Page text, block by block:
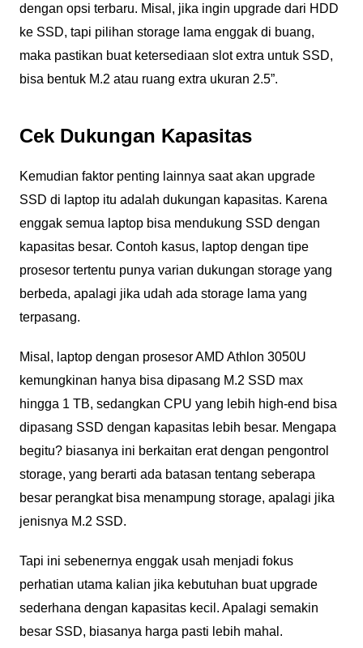
dengan opsi terbaru. Misal, jika ingin upgrade dari HDD
ke SSD, tapi pilihan storage lama enggak di buang,
maka pastikan buat ketersediaan slot extra untuk SSD,
bisa bentuk M.2 atau ruang extra ukuran 2.5”.
Cek Dukungan Kapasitas
Kemudian faktor penting lainnya saat akan upgrade
SSD di laptop itu adalah dukungan kapasitas. Karena
enggak semua laptop bisa mendukung SSD dengan
kapasitas besar. Contoh kasus, laptop dengan tipe
prosesor tertentu punya varian dukungan storage yang
berbeda, apalagi jika udah ada storage lama yang
terpasang.
Misal, laptop dengan prosesor AMD Athlon 3050U
kemungkinan hanya bisa dipasang M.2 SSD max
hingga 1 TB, sedangkan CPU yang lebih high-end bisa
dipasang SSD dengan kapasitas lebih besar. Mengapa
begitu? biasanya ini berkaitan erat dengan pengontrol
storage, yang berarti ada batasan tentang seberapa
besar perangkat bisa menampung storage, apalagi jika
jenisnya M.2 SSD.
Tapi ini sebenernya enggak usah menjadi fokus
perhatian utama kalian jika kebutuhan buat upgrade
sederhana dengan kapasitas kecil. Apalagi semakin
besar SSD, biasanya harga pasti lebih mahal.